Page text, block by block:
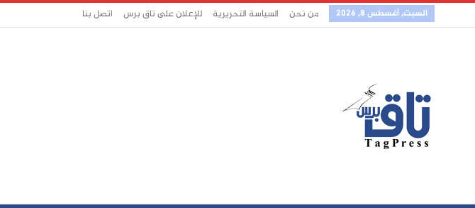
السبت, أغسطس 8, 2026 من نحن السياسة التحريرية للإعلان على تاق برس اتصل بنا